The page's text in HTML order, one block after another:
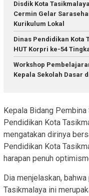
Disdik Kota
Cermin Gelar
Kurikulum Lokal
Dinas Pendidikan Kota
HUT Korpri ke-54
Workshop
Kepala Sekolah Dasar
Kepala Bidang
Pendidikan Kota
mengatakan dirinya
Pendidikan Kota
harapan penuh
Dia menjelaskan,
Tasikmalaya ini